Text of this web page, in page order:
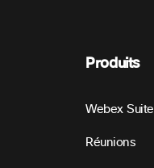
Produits
Webex Suite
Réunions